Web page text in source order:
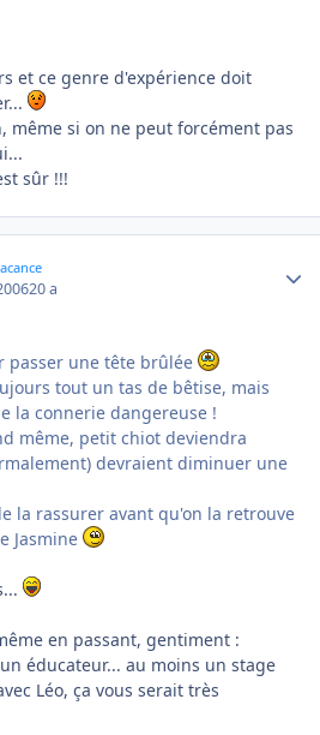
et ce genre d'expérience doit
même si on ne peut forcément pas
sûr !!!
20 a
passer une tête brûlée
tout un tas de bêtise, mais
la connerie dangereuse !
même, petit chiot deviendra
devraient diminuer une
la rassurer avant qu'on la retrouve
Jasmine
en passant, gentiment :
éducateur... au moins un stage
Léo, ça vous serait très